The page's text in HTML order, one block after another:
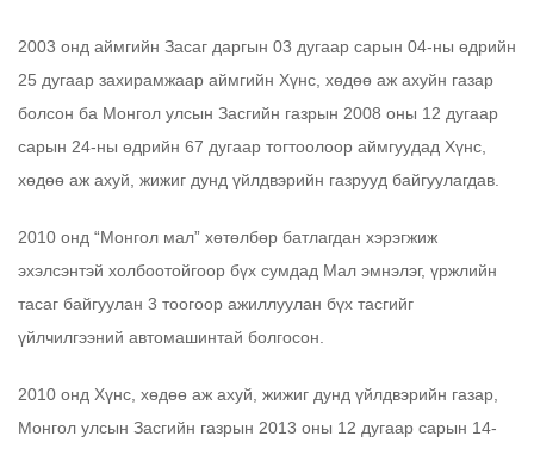
2003 онд аймгийн Засаг даргын 03 дугаар сарын 04-ны өдрийн
25 дугаар захирамжаар аймгийн Хүнс, хөдөө аж ахуйн газар
болсон ба Монгол улсын Засгийн газрын 2008 оны 12 дугаар
сарын 24-ны өдрийн 67 дугаар тогтоолоор аймгуудад Хүнс,
хөдөө аж ахуй, жижиг дунд үйлдвэрийн газрууд байгуулагдав.
2010 онд “Монгол мал” хөтөлбөр батлагдан хэрэгжиж
эхэлсэнтэй холбоотойгоор бүх сумдад Мал эмнэлэг, үржлийн
тасаг байгуулан 3 тоогоор ажиллуулан бүх тасгийг
үйлчилгээний автомашинтай болгосон.
2010 онд Хүнс, хөдөө аж ахуй, жижиг дунд үйлдвэрийн газар,
Монгол улсын Засгийн газрын 2013 оны 12 дугаар сарын 14-